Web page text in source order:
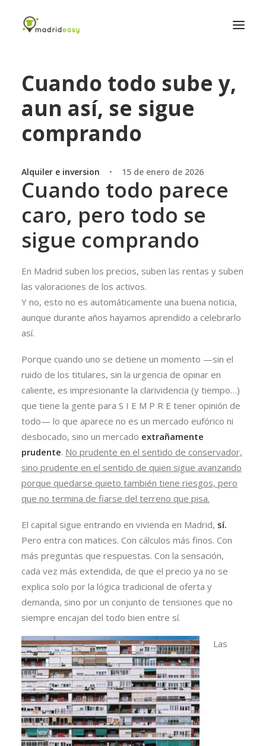
Inicio
Listado de propiedades
Contáctanos
Cuando todo sube y,
aun así, se sigue
comprando
Alquiler e inversion • 15 de enero de 2026
Cuando todo parece
caro, pero todo se
sigue comprando
En Madrid suben los precios, suben las rentas y suben
las valoraciones de los activos.
Y no, esto no es automáticamente una buena noticia,
aunque durante años hayamos aprendido a celebrarlo
así.
Porque cuando uno se detiene un momento —sin el
ruido de los titulares, sin la urgencia de opinar en
caliente, es impresionante la clarividencia (y tiempo…)
que tiene la gente para S I E M P R E tener opinión de
todo— lo que aparece no es un mercado eufórico ni
desbocado, sino un mercado extrañamente
prudente. No prudente en el sentido de conservador,
sino prudente en el sentido de quien sigue avanzando
porque quedarse quieto también tiene riesgos, pero
que no termina de fiarse del terreno que pisa.
El capital sigue entrando en vivienda en Madrid, sí.
Pero entra con matices. Con cálculos más finos. Con
más preguntas que respuestas. Con la sensación,
cada vez más extendida, de que el precio ya no se
explica solo por la lógica tradicional de oferta y
demanda, sino por un conjunto de tensiones que no
siempre encajan del todo bien entre sí.
Las